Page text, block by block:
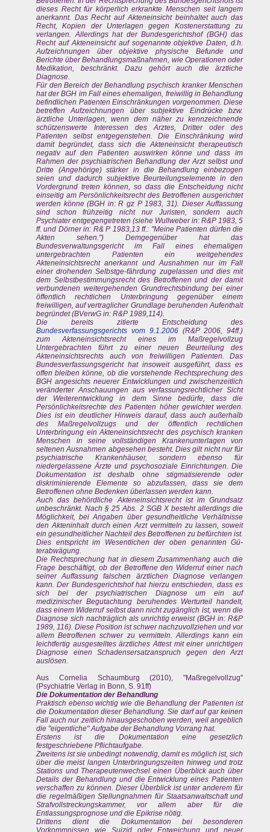
dieses Recht für körperlich erkrankte Menschen seit langem
anerkannt. Das Recht auf Akteneinsicht beinhaltet auch das
Recht, Kopien der Unterlagen gegen Kostenerstattung zu
verlangen. Allerdings hat der Bundesgerichtshof (BGH) das
Recht auf Akteneinsicht auf sogenannte objektive Daten, d.h.
Aufzeichnungen über objektive physische Befunde und
Berichte über Behandlungsmaßnahmen, wie Operationen oder
Medikation, beschränkt. Dazu gehört auch die ärztliche
Diagnose.
Für den Bereich der Behandlung psychisch kranker Menschen
hat der BGH im Fall eines ehemaligen, freiwillig in Behandlung
befindlichen Patienten Einschränkungen vorgenommen. Diese
betreffen Aufzeichnungen über subjektive Eindrücke bzw.
ärztliche Unterlagen, wenn dem näher zu kennzeichnende
schützenswerte Interessen des Arztes, Dritter oder des
Patienten selbst entgegenstehen. Die Einschränkung wird
damit begründet, dass sich die Akteneinsicht therapeutisch
negativ auf den Patienten auswirken könne und dass im
Rahmen der psychiatrischen Behandlung der Arzt selbst und
Dritte (Angehörige) stärker in die Behandlung einbezogen
seien und dadurch subjektive Beurteilungselemente in den
Vordergrund treten können, so dass die Entscheidung nicht
einseitig am Persönlichkeitsrecht des Betroffenen ausgerichtet
werden könne (BGH in: R gz P 1983, 31). Dieser Auffassung
sind schon frühzeitig nicht nur Juristen, sondern auch
Psychiater entgegengetreten (siehe Wullweber in: R&P 1983, 5
ff. und Dörner in: R& P 1983,13 ff.: "Meine Patienten dürfen die
Akten sehen.") Demgegenüber hat das
Bundesverwaltungsgericht im Fall eines ehemaligen
untergebrachten Patienten ein weitgehendes
Akteneinsichtsrecht anerkannt und Ausnahmen nur im Fall
einer drohenden Selbstge-fährdung zugelassen und dies mit
dem Selbstbestimmungsrecht des Betroffenen und der damit
verbundenen weitergehenden Grundrechtsbindung bei einer
öffentlich rechtlichen Unterbringung gegenüber einem
freiwilligen, auf vertraglicher Grundlage beruhenden Aufenthalt
begründet (BVerwG in: R&P 1989,114).
Die bereits zitierte Entscheidung des
Bundesverfassungsgerichts vom 9.1.2006(R&P 2006, 94ff.)
zum Akteneinsichtsrecht eines im Maßregelvollzug
Untergebrachten führt zu einer neuen Beurteilung des
Akteneinsichtsrechts auch von freiwilligen Patienten. Das
Bundesverfassungsgericht hat insoweit ausgeführt, dass es
offen bleiben könne, ob die vorstehende Rechtsprechung des
BGH angesichts neuerer Entwicklungen und zwischenzeitlich
veränderter Anschauungen aus verfassungsrechtlicher Sicht
der Weiterentwicklung in dem Sinne bedürfe, dass die
Persönlichkeitsrechte des Patienten höher gewichtet werden.
Dies ist ein deutlicher Hinweis darauf, dass auch außerhalb
des Maßregelvollzugs und der öffentlich rechtlichen
Unterbringung ein Akteneinsichtsrecht des psychisch kranken
Menschen in seine vollständigen Krankenunterlagen von
seltenen Ausnahmen abgesehen besteht. Dies gilt nicht nur für
psychiatrische Krankenhäuser, sondern ebenso für
niedergelassene Ärzte und psychosoziale Einrichtungen. Die
Dokumentation ist deshalb ohne stigmatisierende oder
diskriminierende Elemente so abzufassen, dass sie dem
Betroffenen ohne Bedenken überlassen werden kann.
Auch das behördliche Akteneinsichtsrecht ist im Grundsatz
unbeschränkt. Nach § 25 Abs. 2 SGB X besteht allerdings die
Möglichkeit, bei Angaben über gesundheitliche Verhältnisse
den Akteninhalt durch einen Arzt vermitteln zu lassen, soweit
ein gesundheitlicher Nachteil des Betroffenen zu befürchten ist.
Dies entspricht im Wesentlichen der oben genannten Gü-
terabwägung.
Die Rechtsprechung hat in diesem Zusammenhang auch die
Frage beschäftigt, ob der Betroffene den Widerruf einer nach
seiner Auffassung falschen ärztlichen Diagnose verlangen
kann. Der Bundesgerichtshof hat hierzu entschieden, dass es
sich bei der psychiatrischen Diagnose um ein auf
medizinischer Begutachtung beruhendes Werturteil handelt,
dass einem Widerruf selbst dann nicht zugänglich ist, wenn die
Diagnose sich nachträglich als unrichtig erweist (BGH in: R&P
1989, 116). Diese Position ist schwer nachzuvollziehen und vor
allem Betroffenen schwer zu vermitteln. Allerdings kann ein
leichtfertig ausgestelltes ärztliches Attest mit einer unrichtigen
Diagnose einen Schadensersatzanspruch gegen den Arzt
auslösen.
Aus Cornelia Schaumburg (2010), "Maßregelvollzug"
(Psychiatrie Verlag in Bonn, S. 91ff)
Die Dokumentation der Behandlung
Praktisch ebenso wichtig wie die Behandlung der Patienten ist
die Dokumentation dieser Behandlung. Sie darf auf gar keinen
Fall auch nur zeitlich hinausgeschoben werden, weil angeblich
die "eigentliche" Aufgabe der Behandlung Vorrang hat.
Erstens ist die Dokumentation eine gesetzlich
festgeschriebene Pflichtaufgabe.
Zweitens ist sie unbedingt notwendig, damit es möglich ist, sich
über die meist langen Unterbringungszeiten hinweg und trotz
Stations und Therapeutenwechsel einen Überblick auch über
Details der Behandlung und die Entwicklung eines Patienten
verschaffen zu können. Dieser Überblick ist unter anderem für
die regelmäßigen Stellungnahmen für Staatsanwaltschaft und
Strafvollstreckungskammer, vor allem aber für die
Entlassungsprognose und die Epikrise nötig.
Drittens dient die Dokumentation bei besonderen